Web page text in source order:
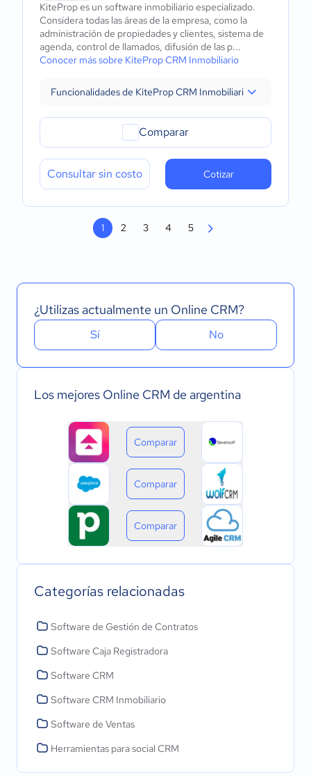
KiteProp es un software inmobiliario especializado.
Considera todas las áreas de la empresa, como la
administración de propiedades y clientes, sistema de
agenda, control de llamados, difusión de las p...
Conocer más sobre KiteProp CRM Inmobiliario
Funcionalidades de KiteProp CRM Inmobiliario
Comparar
Consultar sin costo Cotizar
1 2 3 4 5
¿Utilizas actualmente un Online CRM?
Sí No
Los mejores Online CRM de argentina
Comparar
Comparar
Comparar
Categorías relacionadas
Software de Gestión de Contratos
Software Caja Registradora
Software CRM
Software CRM Inmobiliario
Software de Ventas
Herramientas para social CRM